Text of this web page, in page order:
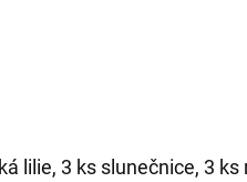
lilie, 3 ks slunečnice, 3 ks